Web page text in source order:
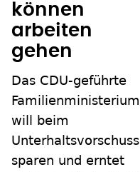
können
arbeiten
gehen
Das CDU-geführte
Familienministerium
will beim
Unterhaltsvorschuss
sparen und erntet